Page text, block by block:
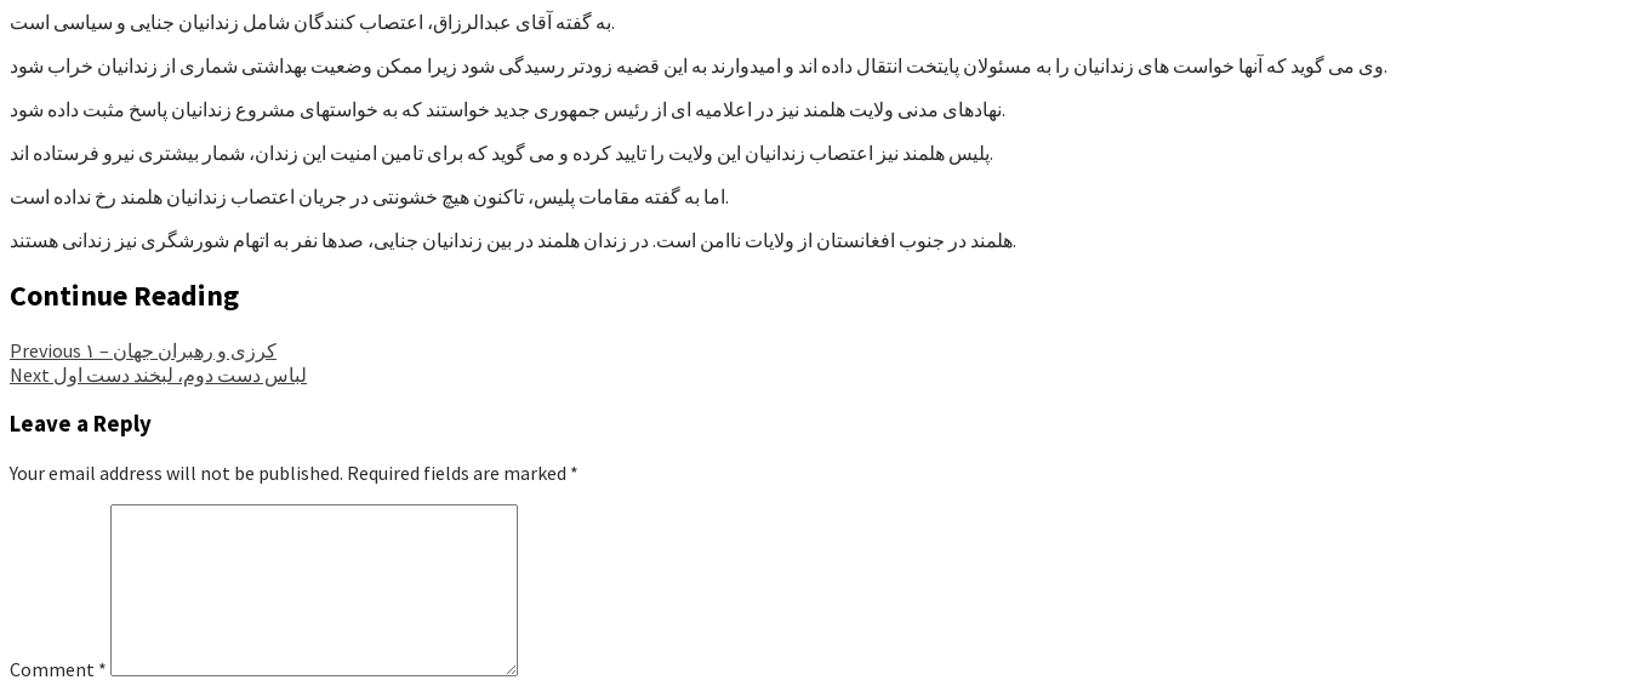
به گفته آقای عبدالرزاق، اعتصاب کنندگان شامل زندانیان جنایی و سیاسی است.
وی می گوید که آنها خواست های زندانیان را به مسئولان پایتخت انتقال داده اند و امیدوارند به این قضیه زودتر رسیدگی شود زیرا ممکن وضعیت بهداشتی شماری از زندانیان خراب شود.
نهادهای مدنی ولایت هلمند نیز در اعلامیه ای از رئیس جمهوری جدید خواستند که به خواستهای مشروع زندانیان پاسخ مثبت داده شود.
پلیس هلمند نیز اعتصاب زندانیان این ولایت را تایید کرده و می گوید که برای تامین امنیت این زندان، شمار بیشتری نیرو فرستاده اند.
اما به گفته مقامات پلیس، تاکنون هیچ خشونتی در جریان اعتصاب زندانیان هلمند رخ نداده است.
هلمند در جنوب افغانستان از ولایات ناامن است. در زندان هلمند در بین زندانیان جنایی، صدها نفر به اتهام شورشگری نیز زندانی هستند.
Continue Reading
Previous
کرزی و رهبران جهان – ۱
Next لباس دست دوم، لبخند دست اول
Leave a Reply
Your email address will not be published. Required fields are marked *
Comment *